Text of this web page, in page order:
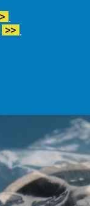
.
.